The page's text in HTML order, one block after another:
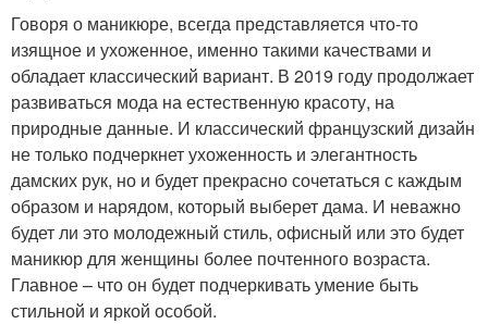
Говоря о маникюре, всегда представляется что-то
изящное и ухоженное, именно такими качествами и
обладает классический вариант. В 2019 году продолжает
развиваться мода на естественную красоту, на
природные данные. И классический французский дизайн
не только подчеркнет ухоженность и элегантность
дамских рук, но и будет прекрасно сочетаться с каждым
образом и нарядом, который выберет дама. И неважно
будет ли это молодежный стиль, офисный или это будет
маникюр для женщины более почтенного возраста.
Главное – что он будет подчеркивать умение быть
стильной и яркой особой.